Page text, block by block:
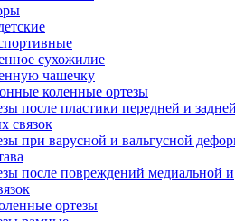
сухожилие
чашечку
коленные ортезы
после пластики передней и
связок
при варусной и вальгусной
после повреждений медиальной и
ортезы